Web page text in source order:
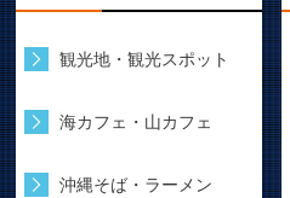
観光地・観光スポット
海カフェ・山カフェ
沖縄そば・ラーメン